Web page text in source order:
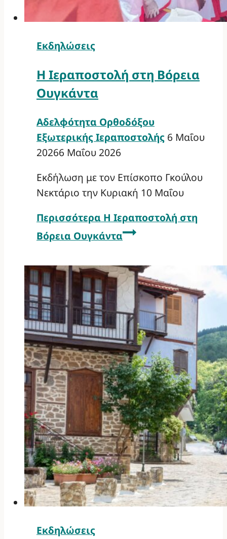
Εκδηλώσεις
Η Ιεραποστολή στη Βόρεια
Ουγκάντα
Αδελφότητα Ορθοδόξου
Εξωτερικής Ιεραποστολής 6 Μαΐου
20266 Μαΐου 2026
Εκδήλωση με τον Επίσκοπο Γκούλου
Νεκτάριο την Κυριακή 10 Μαΐου
Περισσότερα Η Ιεραποστολή στη
Βόρεια Ουγκάντα
Εκδηλώσεις